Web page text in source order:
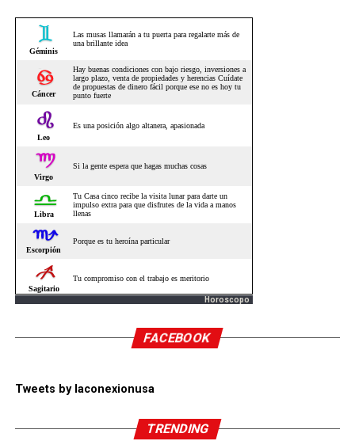
Horoscopo
FACEBOOK
Tweets by laconexionusa
TRENDING